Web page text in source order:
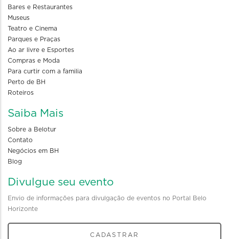
Bares e Restaurantes
Museus
Teatro e Cinema
Parques e Praças
Ao ar livre e Esportes
Compras e Moda
Para curtir com a familia
Perto de BH
Roteiros
Saiba Mais
Sobre a Belotur
Contato
Negócios em BH
Blog
Divulgue seu evento
Envio de informações para divulgação de eventos no Portal Belo
Horizonte
CADASTRAR